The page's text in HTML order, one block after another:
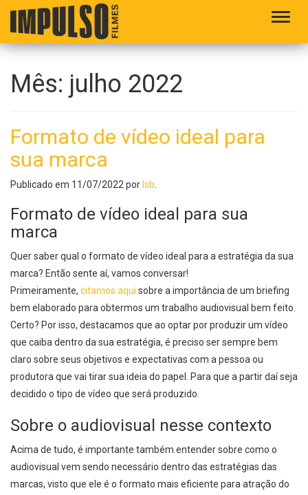
Mês: julho 2022
Formato de vídeo ideal para
sua marca
Publicado em 11/07/2022por lsb.
Formato de vídeo ideal para sua
marca
Quer saber qual o formato de vídeo ideal para a estratégia da sua
marca? Então sente aí, vamos conversar!
Primeiramente, citamos aqui sobre a importância de um briefing
bem elaborado para obtermos um trabalho audiovisual bem feito.
Certo? Por isso, destacamos que ao optar por produzir um vídeo
que caiba dentro da sua estratégia, é preciso ser sempre bem
claro sobre seus objetivos e expectativas com a pessoa ou
produtora que vai tirar sua ideia do papel. Para que a partir daí seja
decidido o tipo de vídeo que será produzido.
Sobre o audiovisual nesse contexto
Acima de tudo, é importante também entender sobre como o
audiovisual vem sendo necessário dentro das estratégias das
marcas, visto que ele é o formato mais eficiente para atração do